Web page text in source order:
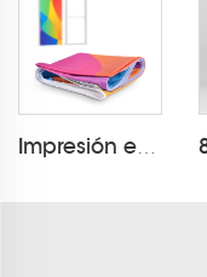
Impresión en Caja de Luz de Tela